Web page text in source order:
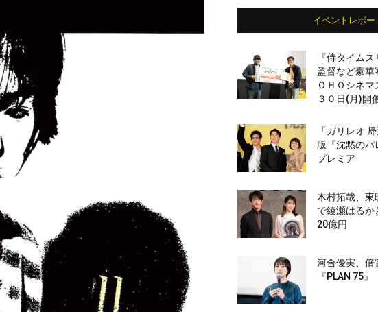
イベントレポー
『侍タイム
監督など豪華
ＯＨＯシネマ
３０日(月)開
「ガリレオ
版『沈黙のパ
プレミア
木村拓哉、東
で綾瀬はる
20億円
河合優実、倍
『PLAN 75』